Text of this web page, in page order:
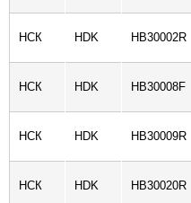
НСК HDK HB30002R
НСК HDK HB30008F
НСК HDK HB30009R
НСК HDK HB30020R